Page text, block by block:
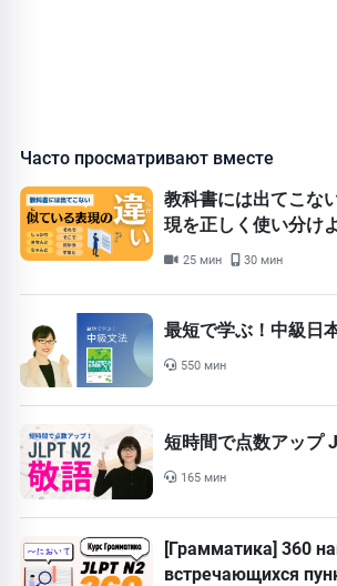
Часто просматривают вместе
教科書には出てこな
現を正しく使い分け
25 мин 30 мин
最短で学ぶ！中級日
550 мин
短時間で点数アップ
165 мин
[Грамматика] 360
встречающихся